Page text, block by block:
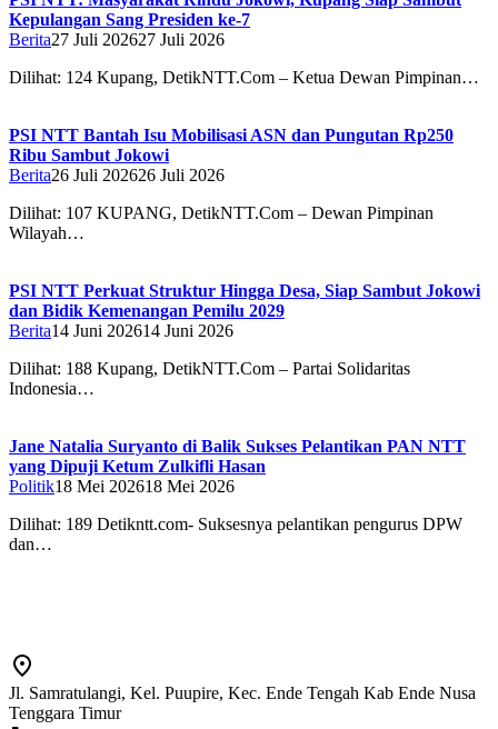
Kepulangan Sang Presiden ke-7
Berita27 Juli 202627 Juli 2026
Dilihat: 124 Kupang, DetikNTT.Com – Ketua Dewan Pimpinan…
PSI NTT Bantah Isu Mobilisasi ASN dan Pungutan Rp250
Ribu Sambut Jokowi
Berita26 Juli 202626 Juli 2026
Dilihat: 107 KUPANG, DetikNTT.Com – Dewan Pimpinan
Wilayah…
PSI NTT Perkuat Struktur Hingga Desa, Siap Sambut Jokowi
dan Bidik Kemenangan Pemilu 2029
Berita14 Juni 202614 Juni 2026
Dilihat: 188 Kupang, DetikNTT.Com – Partai Solidaritas
Indonesia…
Jane Natalia Suryanto di Balik Sukses Pelantikan PAN NTT
yang Dipuji Ketum Zulkifli Hasan
Politik18 Mei 202618 Mei 2026
Dilihat: 189 Detikntt.com- Suksesnya pelantikan pengurus DPW
dan…
Jl. Samratulangi, Kel. Puupire, Kec. Ende Tengah Kab Ende Nusa
Tenggara Timur